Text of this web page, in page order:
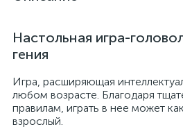
Настольная игра-
гения
Игра, расширяющая
любом возрасте. Благодаря
правилам, играть в нее может
взрослый.